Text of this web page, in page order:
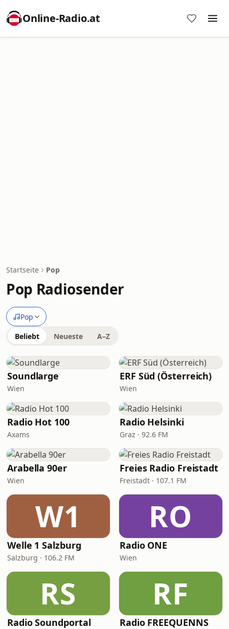
Online‑Radio.at
Startseite Pop
Pop Radiosender
Pop
Beliebt Neueste A–Z
Soundlarge
Wien
ERF Süd (Österreich)
Wien
Radio Hot 100
Axams
Radio Helsinki
Graz · 92.6 FM
Arabella 90er
Wien
Freies Radio Freistadt
Freistadt · 107.1 FM
W1
Welle 1 Salzburg
Salzburg · 106.2 FM
RO
Radio ONE
Wien
RS
Radio Soundportal
RF
Radio FREEQUENNS